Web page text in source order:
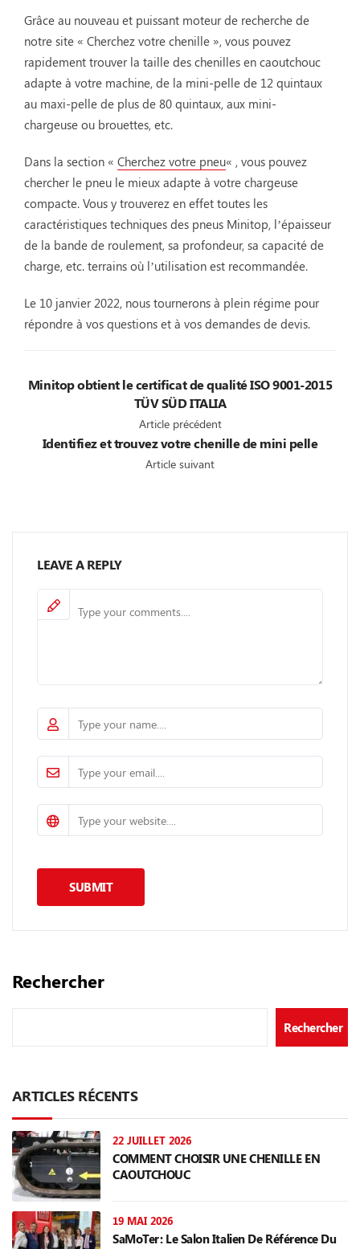
Grâce au nouveau et puissant moteur de recherche de
notre site « Cherchez votre chenille », vous pouvez
rapidement trouver la taille des chenilles en caoutchouc
adapte à votre machine, de la mini-pelle de 12 quintaux
au maxi-pelle de plus de 80 quintaux, aux mini-
chargeuse ou brouettes, etc.
Dans la section « Cherchez votre pneu« , vous pouvez
chercher le pneu le mieux adapte à votre chargeuse
compacte. Vous y trouverez en effet toutes les
caractéristiques techniques des pneus Minitop, l’épaisseur
de la bande de roulement, sa profondeur, sa capacité de
charge, etc. terrains où l’utilisation est recommandée.
Le 10 janvier 2022, nous tournerons à plein régime pour
répondre à vos questions et à vos demandes de devis.
Minitop obtient le certificat de qualité ISO 9001-2015
TÜV SÜD ITALIA
Article précédent
Identifiez et trouvez votre chenille de mini pelle
Article suivant
LEAVE A REPLY
Rechercher
Rechercher
ARTICLES RÉCENTS
22 JUILLET 2026
COMMENT CHOISIR UNE CHENILLE EN
CAOUTCHOUC
19 MAI 2026
SaMoTer: Le Salon Italien De Référence Du